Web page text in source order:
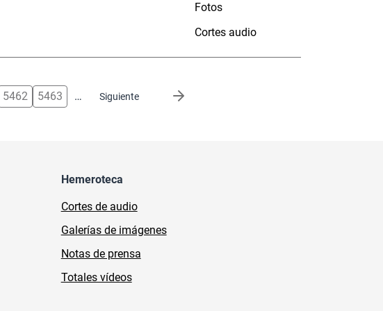
Fotos
Cortes audio
5462 5463 … Siguiente
Siguiente página
Hemeroteca
Cortes de audio
Galerías de imágenes
Notas de prensa
Totales vídeos